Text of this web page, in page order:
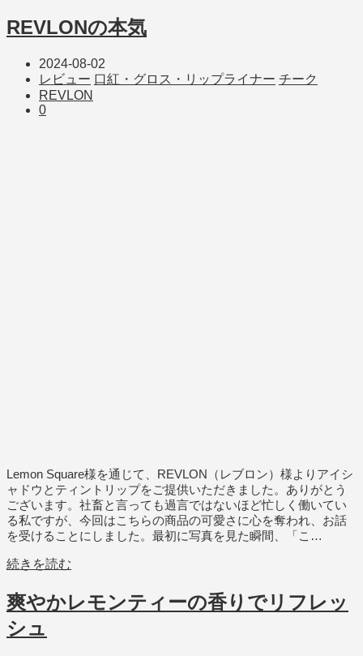
REVLONの本気
2024-08-02
レビュー 口紅・グロス・リップライナー チーク
REVLON
0
Lemon Square様を通じて、REVLON（レブロン）様よりアイシ
ャドウとティントリップをご提供いただきました。ありがとう
ございます。社畜と言っても過言ではないほど忙しく働いてい
る私ですが、今回はこちらの商品の可愛さに心を奪われ、お話
を受けることにしました。最初に写真を見た瞬間、「こ…
続きを読む
爽やかレモンティーの香りでリフレッ
シュ